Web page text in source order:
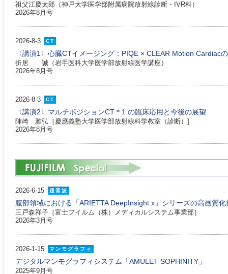
祖父江慶太郎（神戸大学医学部附属病院放射線診断・IVR科）
2026年8月号
2026-8-3 CT
〈講演1〉心臓CTイメージング：PIQE × CLEAR Motion Cardiac
折居 誠（岩手医科大学医学部放射線医学講座）
2026年8月号
2026-8-3 CT
〈講演2〉マルチポジションCT＊1 の臨床応用と今後の展望
陣崎 雅弘［慶應義塾大学医学部放射線科学教室（診断）]
2026年8月号
2026-6-15 超音波
腹部領域における「ARIETTA DeepInsight x」シリーズの高画質
三戸森祥子［富士フイルム（株）メディカルシステム事業部］
2026年3月号
2026-1-15 マンモグラフィ
デジタルマンモグラフィシステム「AMULET SOPHINITY」
2025年9月号